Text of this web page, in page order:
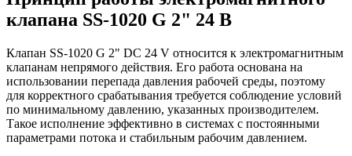
клапана SS-1020 G 2" 24 В
Клапан SS-1020 G 2" DC 24 V относится к электромагнитным
клапанам непрямого действия. Его работа основана на
использовании перепада давления рабочей среды, поэтому
для корректного срабатывания требуется соблюдение условий
по минимальному давлению, указанных производителем.
Такое исполнение эффективно в системах с постоянными
параметрами потока и стабильным рабочим давлением.